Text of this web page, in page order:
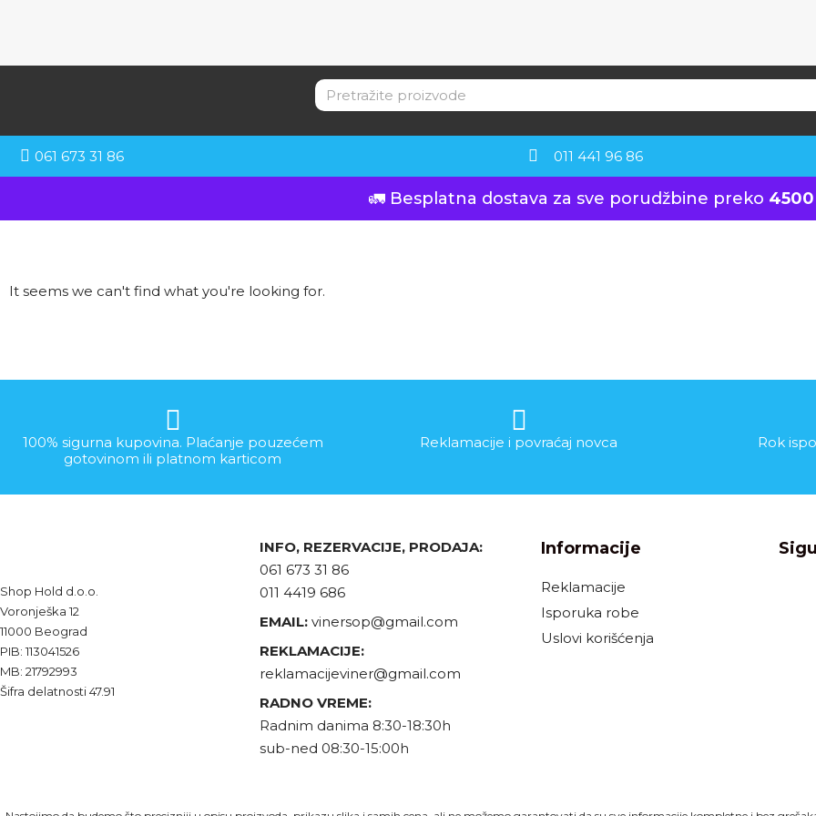
061 673 31 86 011 441 96 86
🚛 Besplatna dostava za sve porudžbine preko 4500
It seems we can't find what you're looking for.
100% sigurna kupovina. Plaćanje pouzećem
gotovinom ili platnom karticom
Reklamacije i povraćaj novca Rok
Shop Hold d.o.o.
Voronješka 12
11000 Beograd
PIB: 113041526
MB: 21792993
Šifra delatnosti 47.91
INFO, REZERVACIJE, PRODAJA:
061 673 31 86
011 4419 686
EMAIL: vinersop@gmail.com
REKLAMACIJE:
reklamacijeviner@gmail.com
RADNO VREME:
Radnim danima 8:30-18:30h
sub-ned 08:30-15:00h
Informacije
Reklamacije
Isporuka robe
Uslovi korišćenja